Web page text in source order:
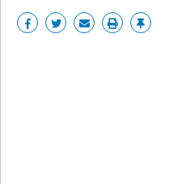
Share ShareSharePrint Enllaç